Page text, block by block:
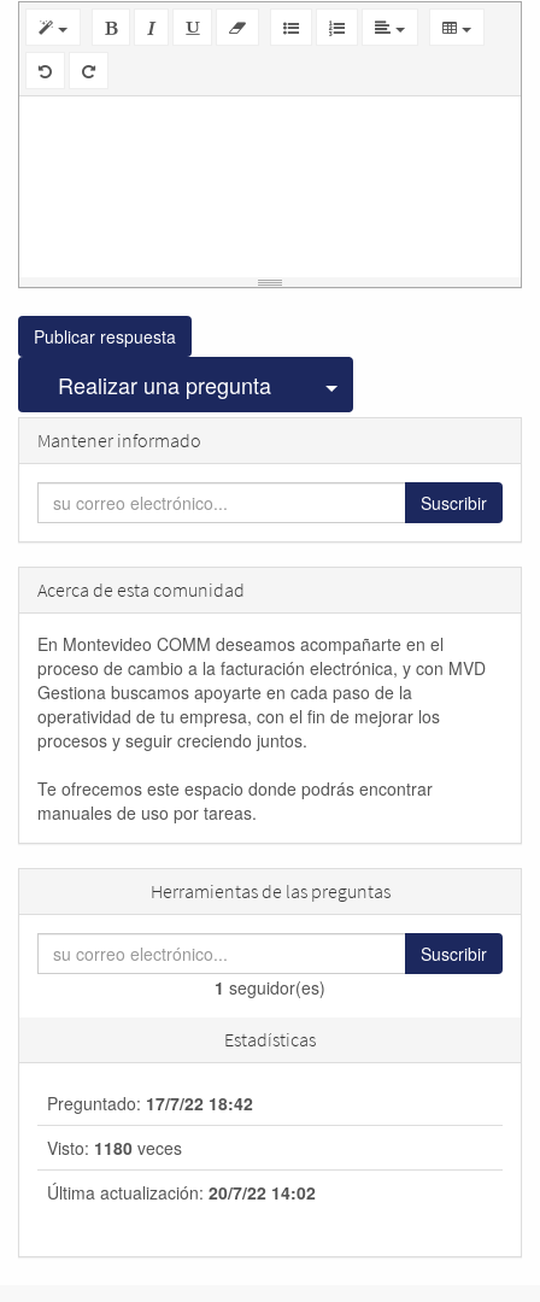
Publicar respuesta
Realizar una pregunta Seleccionar
Mantener informado
Suscribir
Acerca de esta comunidad
En Montevideo COMM deseamos acompañarte en el
proceso de cambio a la facturación electrónica, y con MVD
Gestiona buscamos apoyarte en cada paso de la
operatividad de tu empresa, con el fin de mejorar los
procesos y seguir creciendo juntos.
Te ofrecemos este espacio donde podrás encontrar
manuales de uso por tareas.
Herramientas de las preguntas
Suscribir
1 seguidor(es)
Estadísticas
Preguntado: 17/7/22 18:42
Visto: 1180 veces
Última actualización: 20/7/22 14:02